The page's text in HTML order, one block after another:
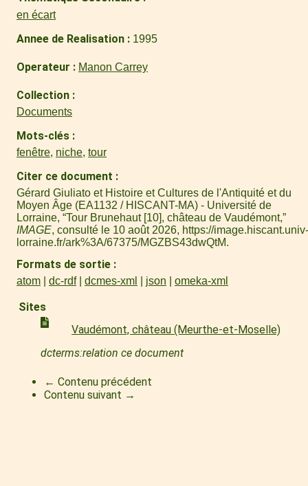
en écart
Annee de Realisation 1995
Operateur Manon Carrey
Collection
Documents
Mots-clés
fenêtre, niche, tour
Citer ce document
Gérard Giuliato et Histoire et Cultures de l'Antiquité et du
Moyen Âge (EA1132 / HISCANT-MA) - Université de
Lorraine, “Tour Brunehaut [10], château de Vaudémont,”
IMAGE, consulté le 10 août 2026, https://image.hiscant.univ-
lorraine.fr/ark%3A/67375/MGZBS43dwQtM.
Formats de sortie
atom dc-rdf dcmes-xml json omeka-xml
Sites
Vaudémont, château (Meurthe-et-Moselle)
dcterms:relation ce document
← Contenu précédent
Contenu suivant →